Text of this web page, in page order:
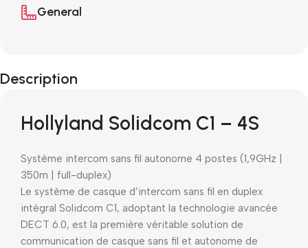
General
Description
Hollyland Solidcom C1 – 4S
Système intercom sans fil autonome 4 postes (1,9GHz |
350m | full-duplex)
Le système de casque d’intercom sans fil en duplex
intégral Solidcom C1, adoptant la technologie avancée
DECT 6.0, est la première véritable solution de
communication de casque sans fil et autonome de